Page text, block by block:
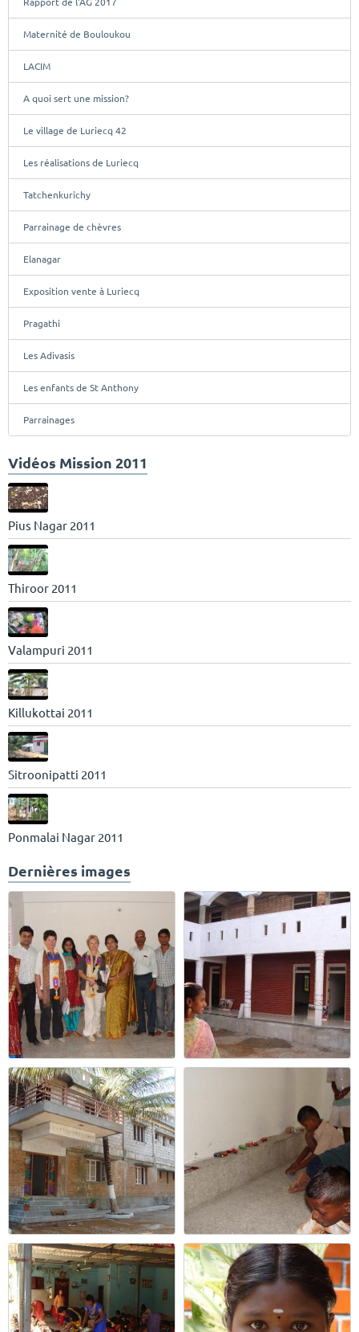
Maternité de Bouloukou
LACIM
A quoi sert une mission?
Le village de Luriecq 42
Les réalisations de Luriecq
Tatchenkurichy
Parrainage de chèvres
Elanagar
Exposition vente à Luriecq
Pragathi
Les Adivasis
Les enfants de St Anthony
Parrainages
Vidéos Mission 2011
Pius Nagar 2011
Thiroor 2011
Valampuri 2011
Killukottai 2011
Sitroonipatti 2011
Ponmalai Nagar 2011
Dernières images